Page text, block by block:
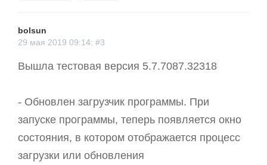
bolsun
29 мая 2019 09:14: #3
Вышла тестовая версия 5.7.7087.32318
- Обновлен загрузчик программы. При
запуске программы, теперь появляется окно
состояния, в котором отображается процесс
загрузки или обновления